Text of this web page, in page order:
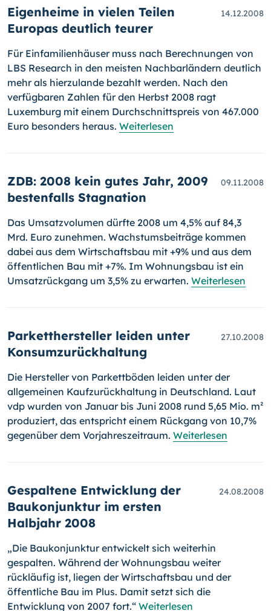
Eigenheime in vielen Teilen
Europas deutlich teurer
14.12.2008
Für Einfamilienhäuser muss nach Berechnungen von
LBS Research in den meisten Nachbarländern deutlich
mehr als hierzulande bezahlt wer­den. Nach den
verfügbaren Zahlen für den Herbst 2008 ragt
Luxemburg mit einem Durchschnittspreis von 467.000
Euro besonders heraus. Weiterlesen
ZDB: 2008 kein gutes Jahr, 2009
bestenfalls Stagnation
09.11.2008
Das Umsatzvolumen dürfte 2008 um 4,5% auf 84,3
Mrd. Euro zuneh­men. Wachstumsbeiträge kommen
dabei aus dem Wirtschaftsbau mit +9% und aus dem
öffentlichen Bau mit +7%. Im Wohnungsbau ist ein
Umsatzrückgang um 3,5% zu erwarten. Weiterlesen
Parketthersteller leiden unter
Konsumzurückhaltung
27.10.2008
Die Hersteller von Parkettböden leiden unter der
allgemeinen Kauf­zu­rück­haltung in Deutschland. Laut
vdp wurden von Januar bis Juni 2008 rund 5,65 Mio. m²
produziert, das entspricht einem Rückgang von 10,7%
gegenüber dem Vorjahreszeitraum. Weiterlesen
Gespaltene Entwicklung der
Baukonjunktur im ersten
Halbjahr 2008
24.08.2008
„Die Baukonjunktur entwickelt sich weiterhin
gespalten. Während der Wohnungsbau weiter
rückläufig ist, liegen der Wirtschaftsbau und der
öffentliche Bau im Plus. Damit setzt sich die
Entwicklung von 2007 fort.“ Weiterlesen